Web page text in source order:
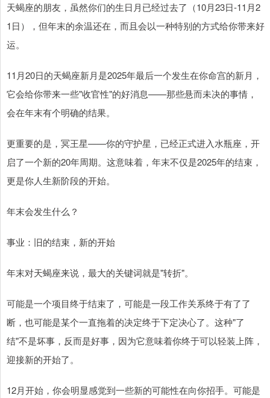
天蝎座的朋友，虽然你们的生日月已经过去了（10月23日-11月2
1日），但年末的余温还在，而且会以一种特别的方式给你带来好
运。
11月20日的天蝎座新月是2025年最后一个发生在你命宫的新月，
它会给你带来一些"收官性"的好消息——那些悬而未决的事情，
会在年末有个明确的结果。
更重要的是，冥王星——你的守护星，已经正式进入水瓶座，开
启了一个新的20年周期。这意味着，年末不仅是2025年的结束，
更是你人生新阶段的开始。
年末会发生什么？
事业：旧的结束，新的开始
年末对天蝎座来说，最大的关键词就是"转折"。
可能是一个项目终于结束了，可能是一段工作关系终于有了了
断，也可能是某个一直拖着的决定终于下定决心了。这种"了
结"不是坏事，反而是好事，因为它意味着你终于可以轻装上阵，
迎接新的开始了。
12月开始，你会明显感觉到一些新的可能性在向你招手。可能是